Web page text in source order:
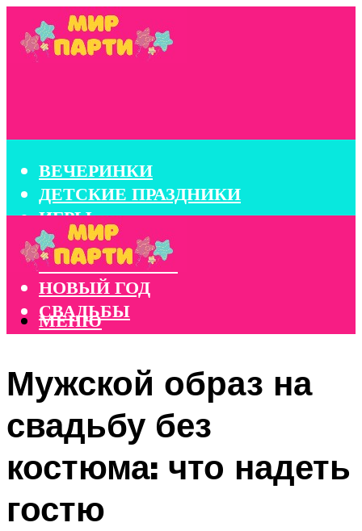
ВЕЧЕРИНКИ
ДЕТСКИЕ ПРАЗДНИКИ
ИГРЫ
КОНКУРСЫ
КОРПОРАТИВЫ
НОВЫЙ ГОД
СВАДЬБЫ
МЕНЮ
Мужской образ на
свадьбу без
костюма: что надеть
гостю